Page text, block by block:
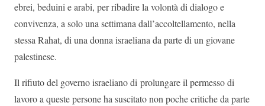
ebrei, beduini e arabi, per ribadire la volontà di dialogo e
convivenza, a solo una settimana dall’accoltellamento, nella
stessa Rahat, di una donna israeliana da parte di un giovane
palestinese.
Il rifiuto del governo israeliano di prolungare il permesso di
lavoro a queste persone ha suscitato non poche critiche da parte